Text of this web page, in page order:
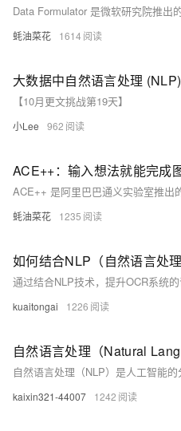
蚝油菜花 1614
大数据中自然语言处理 (NLP)
【10月更文挑战第19天】
小Lee 962
蚝油菜花 1235
kuaitongai 1226
kaixin321-44007 1242